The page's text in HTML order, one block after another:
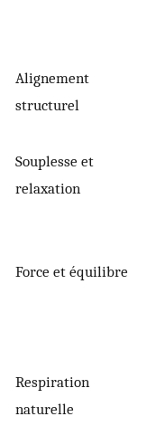
Alignement
structurel
Souplesse et
relaxation
Force et équilibre
Respiration
naturelle